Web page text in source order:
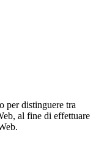
per distinguere tra
al fine di effettuare